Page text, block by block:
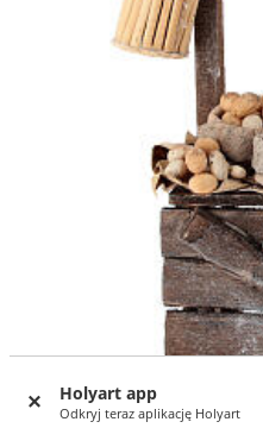
Holyart app
Odkryj teraz aplikację Holyart